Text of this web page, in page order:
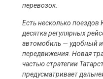
перевозок.
Есть несколько
десятка регулярных
автомобиль — удобный
передвижения. Новая
частью стратегии
предусматривает